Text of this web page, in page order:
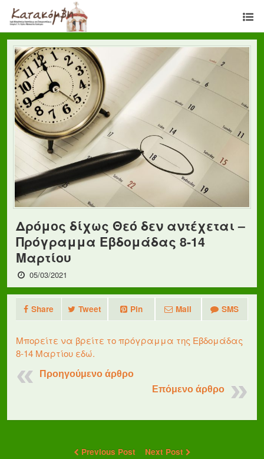
Δρόμος δίχως Θεό δεν αντέχεται –
Πρόγραμμα Εβδομάδας 8-14
Μαρτίου
05/03/2021
Share Tweet Pin Mail SMS
Μπορείτε να βρείτε το πρόγραμμα της Εβδομάδας
8-14 Μαρτίου εδώ.
Προηγούμενο άρθρο
Επόμενο άρθρο
Previous Post Next Post